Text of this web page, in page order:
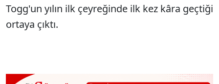
Togg'un yılın ilk çeyreğinde ilk kez kâra geçtiği
ortaya çıktı.